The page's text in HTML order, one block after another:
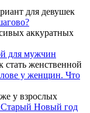
для девушек
аккуратных
для мужчин
женственной
у женщин. Что
у взрослых
Старый Новый год